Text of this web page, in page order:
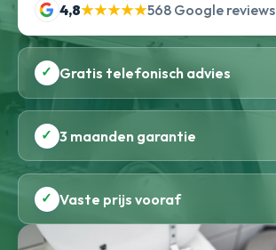
4,8★★★★★568 Google reviews
✓ Gratis telefonisch advies
✓ 3 maanden garantie
✓ Vaste prijs vooraf